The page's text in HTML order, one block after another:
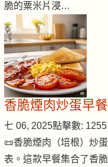
脆的粟米片浸…
香脆煙肉炒蛋早
七 06, 2025點擊數: 1255
📜香脆煙肉（培根）炒
表。這款早餐集合了香